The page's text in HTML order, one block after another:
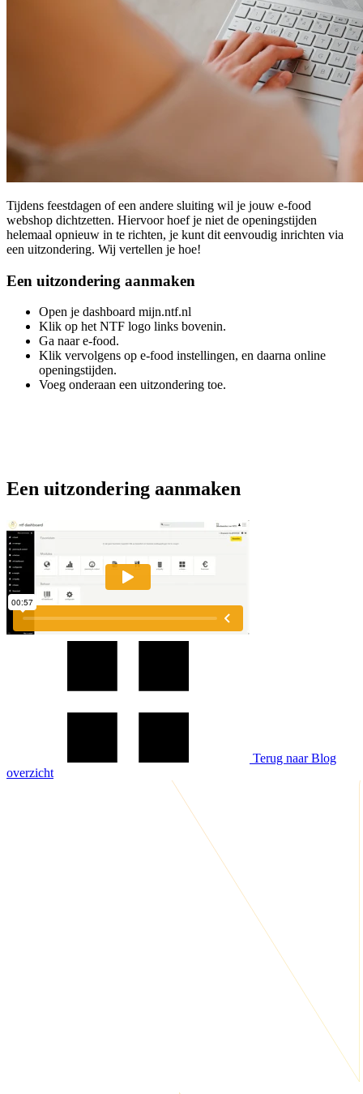
Tijdens feestdagen of een andere sluiting wil je jouw e-food
webshop dichtzetten. Hiervoor hoef je niet de openingstijden
helemaal opnieuw in te richten, je kunt dit eenvoudig inrichten via
een uitzondering. Wij vertellen je hoe!
Een uitzondering aanmaken
Open je dashboard mijn.ntf.nl
Klik op het NTF logo links bovenin.
Ga naar e-food.
Klik vervolgens op e-food instellingen, en daarna online
openingstijden.
Voeg onderaan een uitzondering toe.
Een uitzondering aanmaken
Terug naar Blog
overzicht